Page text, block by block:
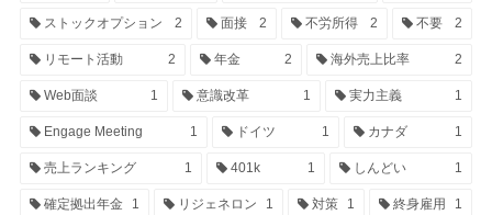
ストックオプション 2 面接 2 不労所得 2 不要 2
リモート活動 2 年金 2 海外売上比率 2
Web面談 1 意識改革 1 実力主義 1
Engage Meeting 1 ドイツ 1 カナダ 1
売上ランキング 1 401k 1 しんどい 1
確定拠出年金 1 リジェネロン 1 対策 1 終身雇用 1